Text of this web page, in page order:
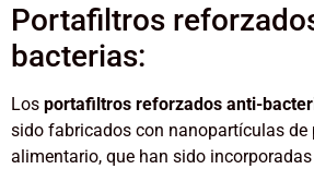
Portafiltros
bacterias:
Los portafiltros reforzados anti-
sido fabricados con nanopartículas de
alimentario, que han sido